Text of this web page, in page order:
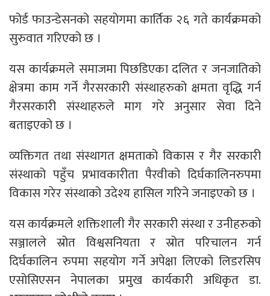
फोर्ड फाउन्डेसनको सहयोगमा कार्तिक २६ गते कार्यक्रमको
सुरुवात गरिएको छ ।
यस कार्यक्रमले समाजमा पिछडिएका दलित र जनजातिको
क्षेत्रमा काम गर्ने गैरसरकारी संस्थाहरुको क्षमता वृद्धि गर्न
गैरसरकारी संस्थाहरुले माग गरे अनुसार सेवा दिने
बताइएको छ ।
व्यक्तिगत तथा संस्थागत क्षमताको विकास र गैर सरकारी
संस्थाको पहुँच प्रभावकारीता पैरवीको दिर्घकालिनरुपमा
विकास गरेर संस्थाको उदेश्य हासिल गरिने जनाइएको छ ।
यस कार्यक्रमले शक्तिशाली गैर सरकारी संस्था र उनीहरुको
सञ्जालले स्रोत विश्वसनियता र स्रोत परिचालन गर्न
दिर्घकालिन रुपमा सहयोग गर्ने अपेक्षा लिएको लिडरसिप
एसोसिएसन नेपालका प्रमुख कार्यकारी अधिकृत डा.